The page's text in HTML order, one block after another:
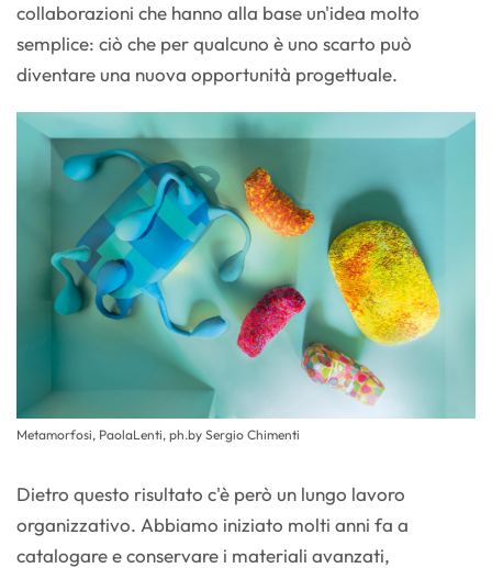
collaborazioni che hanno alla base un'idea molto
semplice: ciò che per qualcuno è uno scarto può
diventare una nuova opportunità progettuale.
Metamorfosi, PaolaLenti, ph.by Sergio Chimenti
Dietro questo risultato c'è però un lungo lavoro
organizzativo. Abbiamo iniziato molti anni fa a
catalogare e conservare i materiali avanzati,